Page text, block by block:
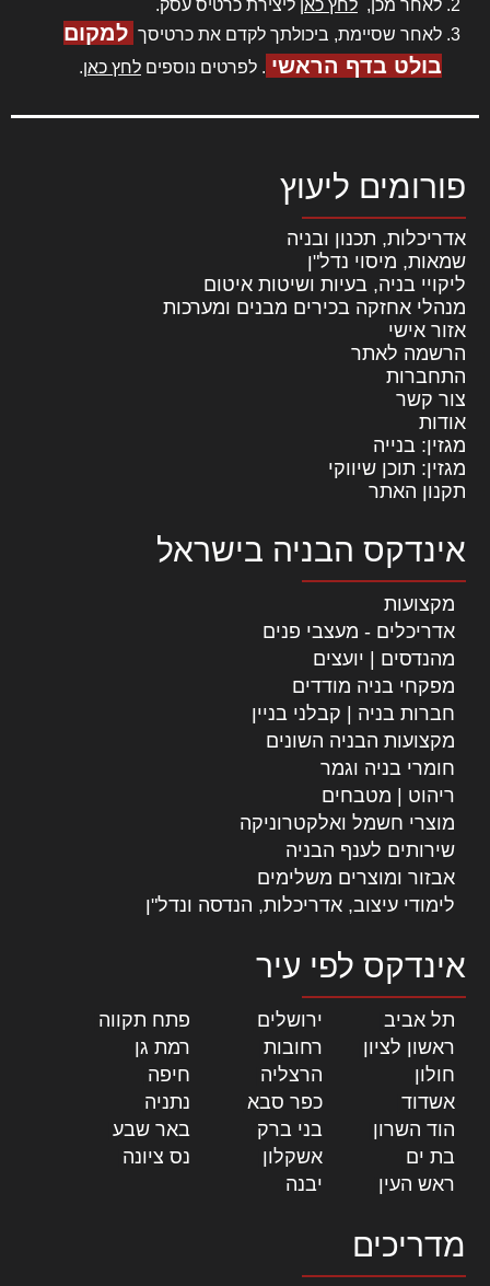
לאחר מכן, לחץ כאן ליצירת כרטיס עסק.
לאחר שסיימת, ביכולתך לקדם את כרטיסך למקום
בולט בדף הראשי . לפרטים נוספים לחץ כאן.
פורומים ליעוץ
אדריכלות, תכנון ובניה
שמאות, מיסוי נדל"ן
ליקויי בניה, בעיות ושיטות איטום
מנהלי אחזקה בכירים מבנים ומערכות
אזור אישי
הרשמה לאתר
התחברות
צור קשר
אודות
מגזין: בנייה
מגזין: תוכן שיווקי
תקנון האתר
אינדקס הבניה בישראל
מקצועות
אדריכלים - מעצבי פנים
מהנדסים | יועצים
מפקחי בניה מודדים
חברות בניה | קבלני בניין
מקצועות הבניה השונים
חומרי בניה וגמר
ריהוט | מטבחים
מוצרי חשמל ואלקטרוניקה
שירותים לענף הבניה
אבזור ומוצרים משלימים
לימודי עיצוב, אדריכלות, הנדסה ונדל"ן
אינדקס לפי עיר
תל אביב ירושלים פתח תקווה
ראשון לציון
רחובות רמת גן
חולון
הרצליה חיפה
אשדוד
כפר סבא נתניה
הוד השרון
בני ברק באר שבע
בת ים
אשקלון נס ציונה
ראש העין
יבנה
מדריכים